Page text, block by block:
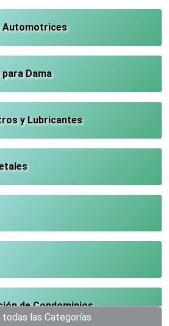
Automotrices
Dama
y Lubricantes
de Condominios
todas las Categorías